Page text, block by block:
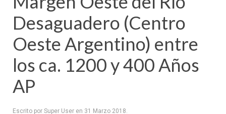
Desaguadero (Centro
Oeste Argentino) entre
los ca. 1200 y 400 Años
AP
Escrito por Super User en 31 Marzo 2018.